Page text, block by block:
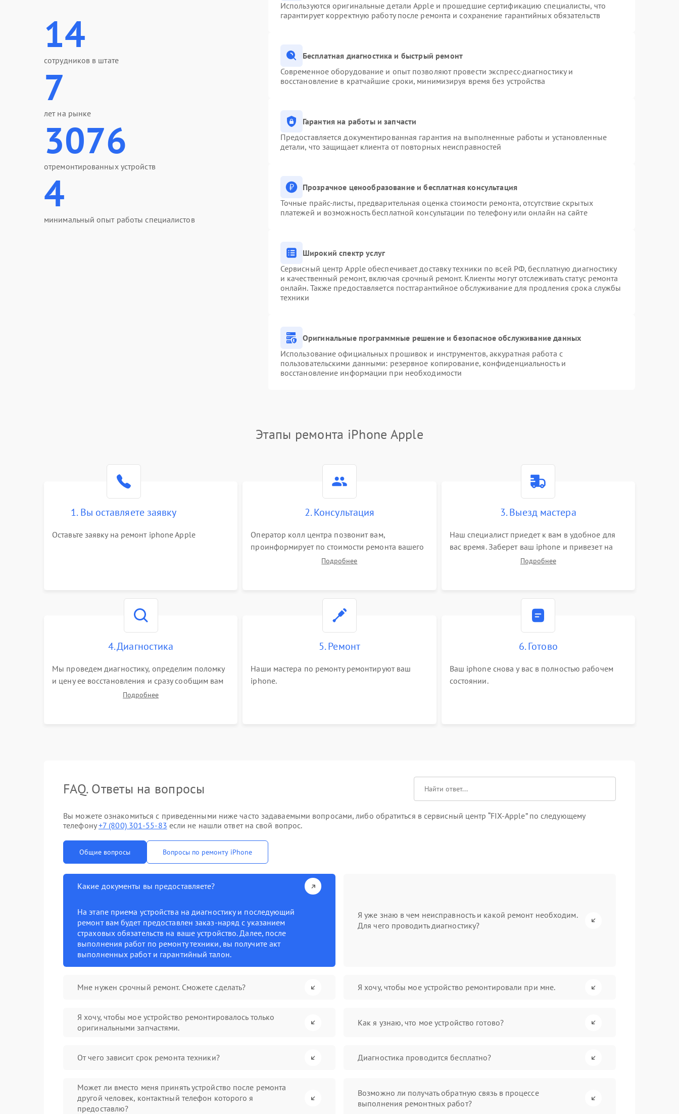
14
сотрудников в штате
7
лет на рынке
3076
отремонтированных устройств
4
минимальный опыт работы специалистов
Используются оригинальные детали Apple и прошедшие сертификацию специалисты, что
гарантирует корректную работу после ремонта и сохранение гарантийных обязательств
Бесплатная диагностика и быстрый ремонт
Современное оборудование и опыт позволяют провести экспресс-диагностику и
восстановление в кратчайшие сроки, минимизируя время без устройства
Гарантия на работы и запчасти
Предоставляется документированная гарантия на выполненные работы и установленные
детали, что защищает клиента от повторных неисправностей
Прозрачное ценообразование и бесплатная консультация
Точные прайс-листы, предварительная оценка стоимости ремонта, отсутствие скрытых
платежей и возможность бесплатной консультации по телефону или онлайн на сайте
Широкий спектр услуг
Сервисный центр Apple обеспечивает доставку техники по всей РФ, бесплатную диагностику
и качественный ремонт, включая срочный ремонт. Клиенты могут отслеживать статус ремонта
онлайн. Также предоставляется постгарантийное обслуживание для продления срока службы
техники
Оригинальные программные решение и безопасное обслуживание данных
Использование официальных прошивок и инструментов, аккуратная работа с
пользовательскими данными: резервное копирование, конфиденциальность и
восстановление информации при необходимости
Этапы ремонта iPhone Apple
1. Вы оставляете заявку
Оставьте заявку на ремонт iphone Apple
2. Консультация
Оператор колл центра позвонит вам,
проинформирует по стоимости ремонта вашего
iphone а также ответит на все ваши вопросы.
Подробнее
3. Выезд мастера
Наш специалист приедет к вам в удобное для
вас время. Заберет ваш iphone и привезет на
склад для диагностики.Подробнее
4. Диагностика
Мы проведем диагностику, определим поломку
и цену ее восстановления и сразу сообщим вам
о сроках ее устраненияПодробнее
5. Ремонт
Наши мастера по ремонту ремонтируют ваш
iphone.
6. Готово
Ваш iphone снова у вас в полностью рабочем
состоянии.
FAQ. Ответы на вопросы
Вы можете ознакомиться с приведенными ниже часто задаваемыми вопросами, либо обратиться в сервисный центр “FIX-Apple” по следующему
телефону+7 (800) 301-55-83 если не нашли ответ на свой вопрос.
Общие вопросы Вопросы по ремонту iPhone
Какие документы вы предоставляете?
На этапе приема устройства на диагностику и последующий
ремонт вам будет предоставлен заказ-наряд с указанием
страховых обязательств на ваше устройство. Далее, после
выполнения работ по ремонту техники, вы получите акт
выполненных работ и гарантийный талон.
Я уже знаю в чем неисправность и какой ремонт необходим.
Для чего проводить диагностику?
Мне нужен срочный ремонт. Сможете сделать? Я хочу, чтобы мое устройство ремонтировали при мне.
Я хочу, чтобы мое устройство ремонтировалось только
оригинальными запчастями.
Как я узнаю, что мое устройство готово?
От чего зависит срок ремонта техники? Диагностика проводится бесплатно?
Может ли вместо меня принять устройство после ремонта
другой человек, контактный телефон которого я
предоставлю?
Возможно ли получать обратную связь в процессе
выполнения ремонтных работ?